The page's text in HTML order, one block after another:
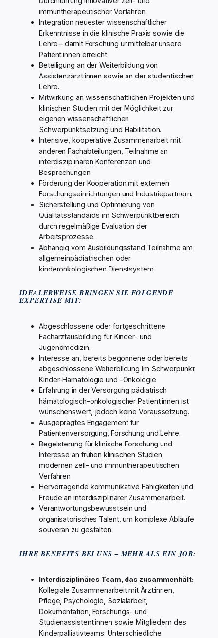
immuntherapeutischer Verfahren.
Integration neuester wissenschaftlicher
Erkenntnisse in die klinische Praxis sowie die
Lehre – damit Forschung unmittelbar unsere
Patient:innen erreicht.
Beteiligung an der Weiterbildung von
Assistenzärzt:innen sowie an der studentischen
Lehre.
Mitwirkung an wissenschaftlichen Projekten und
klinischen Studien mit der Möglichkeit zur
eigenen wissenschaftlichen
Schwerpunktsetzung und Habilitation.
Intensive, kooperative Zusammenarbeit mit
anderen Fachabteilungen, Teilnahme an
interdisziplinären Konferenzen und
Besprechungen.
Förderung der Kooperation mit externen
Forschungseinrichtungen und Industriepartnern.
Sicherstellung und Optimierung von
Qualitätsstandards im Schwerpunktbereich
durch regelmäßige Evaluation der
Arbeitsprozesse.
Abhängig vom Ausbildungsstand Teilnahme am
allgemeinpädiatrischen oder
kinderonkologischen Dienstsystem.
IDEALERWEISE BRINGEN SIE FOLGENDE
EXPERTISE MIT:
Abgeschlossene oder fortgeschrittene
Facharztausbildung für Kinder- und
Jugendmedizin.
Interesse an, bereits begonnene oder bereits
abgeschlossene Weiterbildung im Schwerpunkt
Kinder-Hämatologie und -Onkologie
Erfahrung in der Versorgung pädiatrisch
hämatologisch-onkologischer Patient:innen ist
wünschenswert, jedoch keine Voraussetzung.
Ausgeprägtes Engagement für
Patientenversorgung, Forschung und Lehre.
Begeisterung für klinische Forschung und
Interesse an frühen klinischen Studien,
modernen zell- und immuntherapeutischen
Verfahren
Hervorragende kommunikative Fähigkeiten und
Freude an interdisziplinärer Zusammenarbeit.
Verantwortungsbewusstsein und
organisatorisches Talent, um komplexe Abläufe
souverän zu gestalten.
IHRE BENEFITS BEI UNS – MEHR ALS EIN JOB:
Interdisziplinäres Team, das zusammenhält:
Kollegiale Zusammenarbeit mit Ärzt:innen,
Pflege, Psychologie, Sozialarbeit,
Dokumentation, Forschungs- und
Studienassistent:innen sowie Mitgliedern des
Kinderpalliativteams. Unterschiedliche